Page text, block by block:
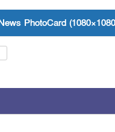
PhotoCard